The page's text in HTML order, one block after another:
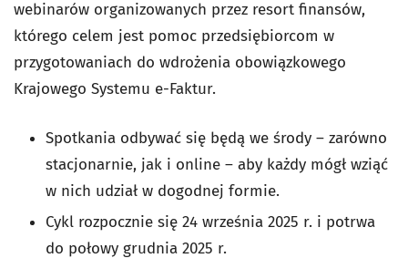
webinarów organizowanych przez resort finansów,
którego celem jest pomoc przedsiębiorcom w
przygotowaniach do wdrożenia obowiązkowego
Krajowego Systemu e-Faktur.
Spotkania odbywać się będą we środy – zarówno
stacjonarnie, jak i online – aby każdy mógł wziąć
w nich udział w dogodnej formie.
Cykl rozpocznie się 24 września 2025 r. i potrwa
do połowy grudnia 2025 r.